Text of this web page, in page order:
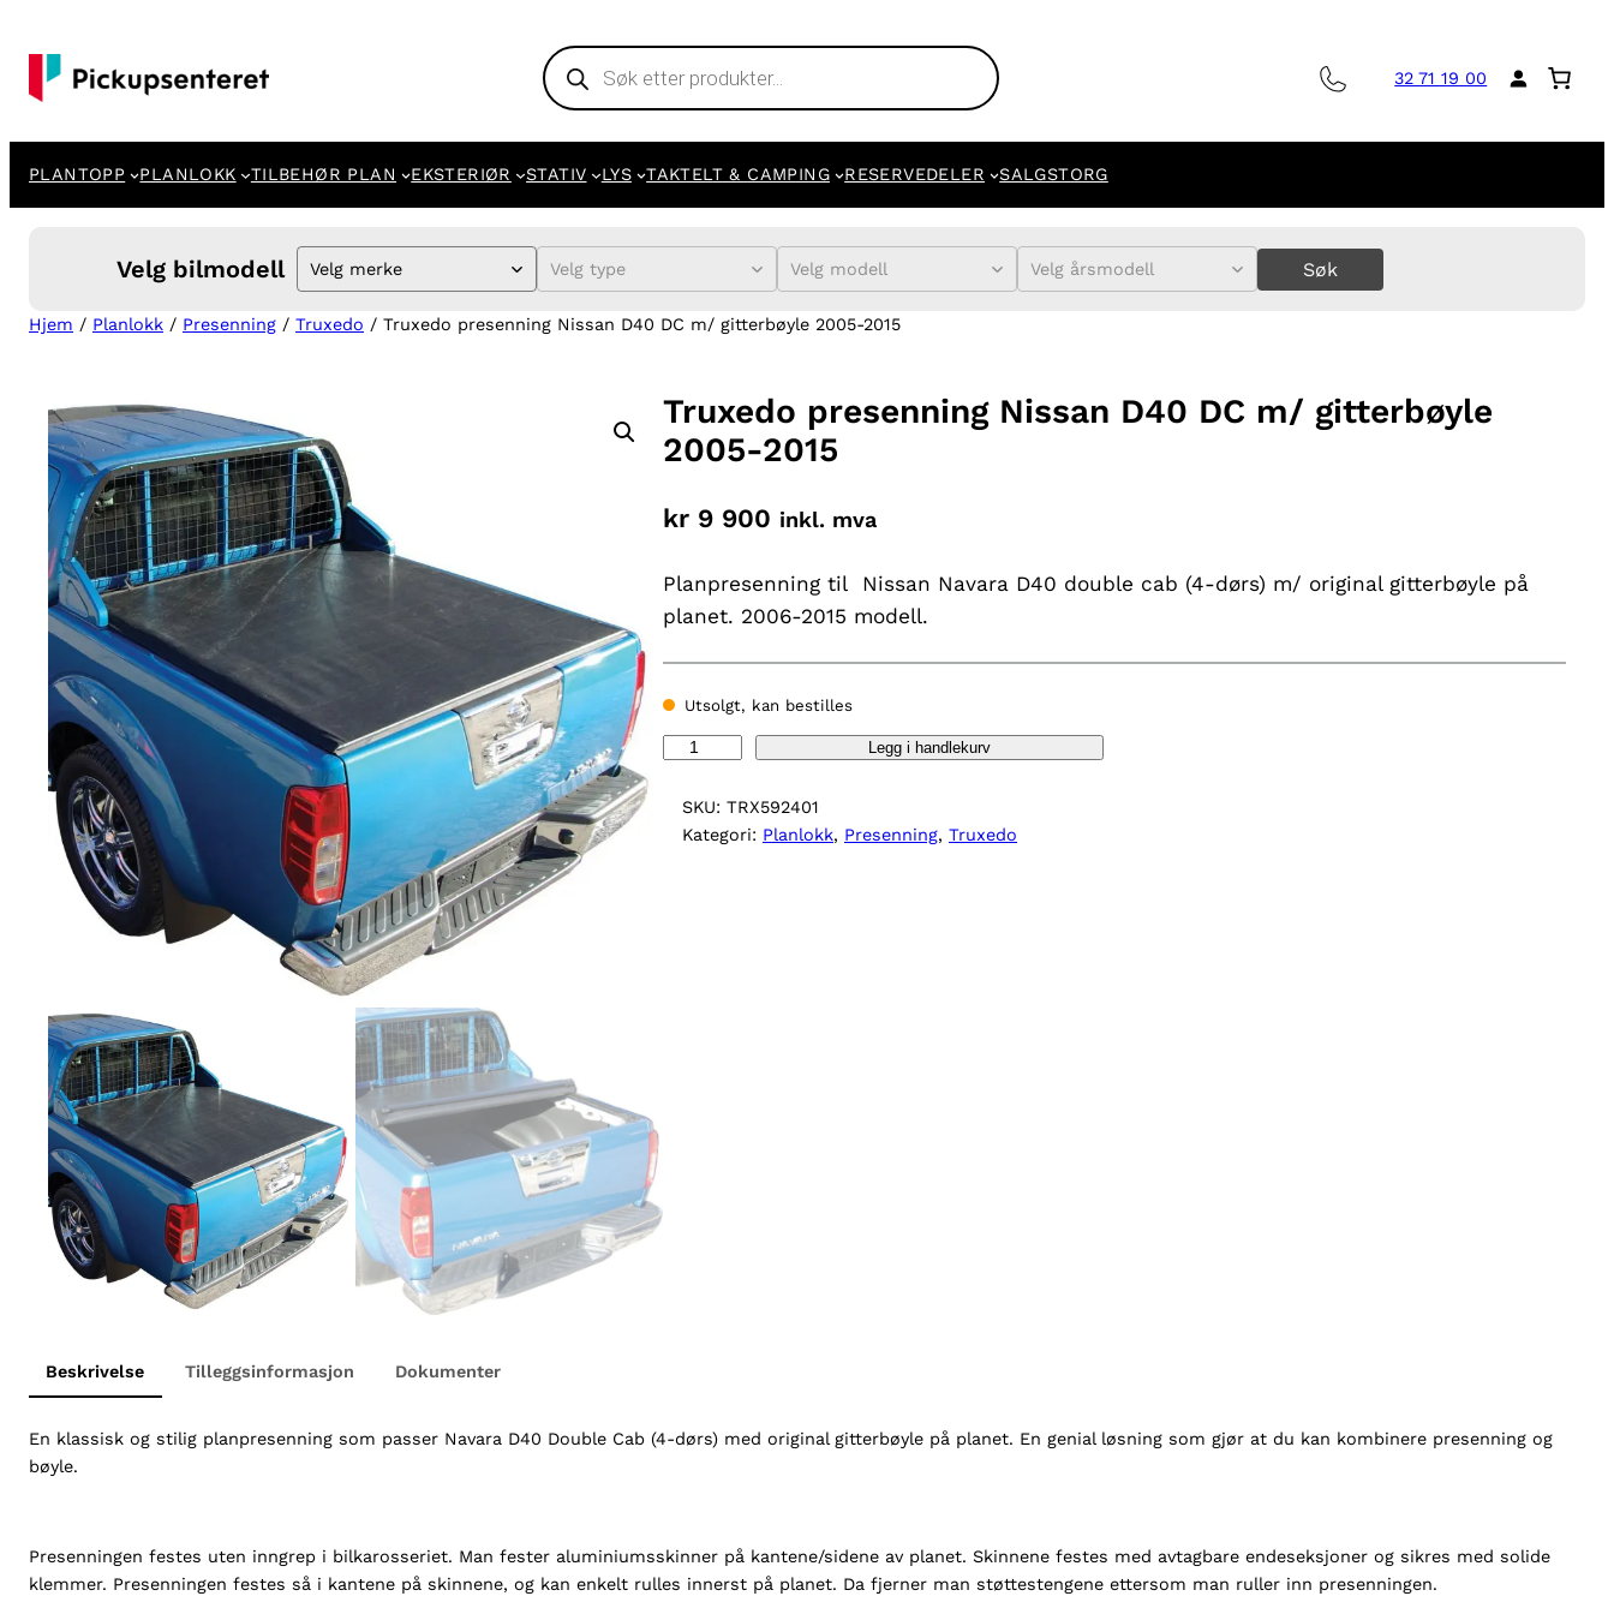
innhold
Products
search
32 71 19 00
PLANTOPP PLANLOKK TILBEHØR PLAN EKSTERIØR STATIV LYS TAKTELT & CAMPING RESERVEDELER SALGSTORG
Velg bilmodell Velg merke Velg type Velg modell Velg årsmodell Søk
Hjem / Planlokk / Presenning / Truxedo / Truxedo presenning Nissan D40 DC m/ gitterbøyle 2005-2015
Truxedo presenning Nissan D40 DC m/ gitterbøyle
2005-2015
kr 9 900 inkl. mva
Planpresenning til Nissan Navara D40 double cab (4-dørs) m/ original gitterbøyle på
planet. 2006-2015 modell.
Utsolgt, kan bestilles
N
0
/
Legg i handlekurv
SKU: TRX592401
Kategori: Planlokk, Presenning, Truxedo
Beskrivelse Tilleggsinformasjon Dokumenter
En klassisk og stilig planpresenning som passer Navara D40 Double Cab (4-dørs) med original gitterbøyle på planet. En genial løsning som gjør at du kan kombinere presenning og
bøyle.
Presenningen festes uten inngrep i bilkarosseriet. Man fester aluminiumsskinner på kantene/sidene av planet. Skinnene festes med avtagbare endeseksjoner og sikres med solide
klemmer. Presenningen festes så i kantene på skinnene, og kan enkelt rulles innerst på planet. Da fjerner man støttestengene ettersom man ruller inn presenningen.